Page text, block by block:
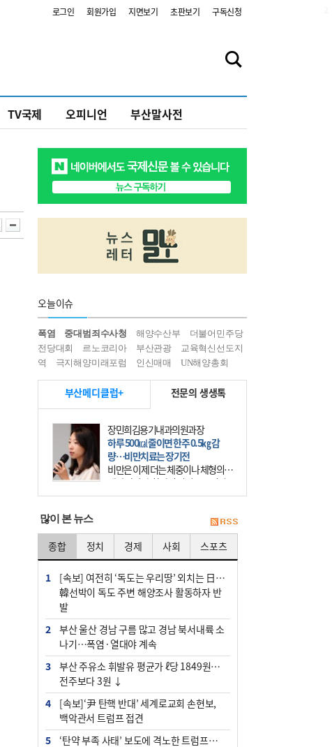
로그인 회원가입 지면보기 초판보기 구독신청
TV국제 오피니언 부산말사전
오늘이슈
폭염 중대범죄수사청 해양수산부
더불어민주당
전당대회
르노코리아 부산관광
교육혁신선도지
역
극지해양미래포럼 인신매매 UN해양총회
부산메디클럽+ 전문의 생생톡
장민희김용기내과의원과장
하루 500㎉ 줄이면 한주 0.5㎏ 감
량…비만치료는 장기전
비만은 이제 더는 체중이나 체형의 문
제가 아니다. 하나의 질병으로 인지
하고 치료와 관리를 해야 한다. 세계
많이 본 뉴스
종합 정치 경제 사회 스포츠
1
[속보] 여전히 ‘독도는 우리땅’ 외치는 日…
韓선박이 독도 주변 해양조사 활동하자 반
발
2
부산 울산 경남 구름 많고 경남 북서내륙 소
나기…폭염·열대야 계속
3
부산 주유소 휘발유 평균가 ℓ당 1849원…
전주보다 3원 ↓
4
[속보]‘尹 탄핵 반대’ 세계로교회 손현보,
백악관서 트럼프 접견
5
‘탄약 부족 사태’ 보도에 격노한 트럼프…